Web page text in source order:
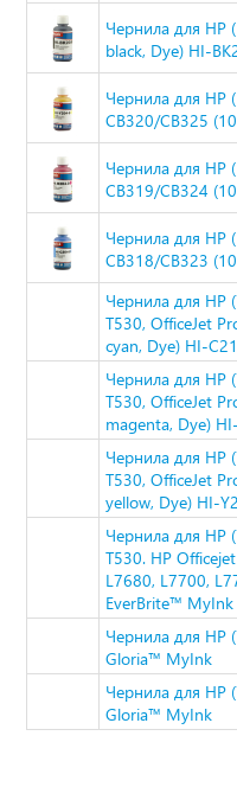
Чернила для
black, Dye) HI-
Чернила для
CB320/CB325
Чернила для
CB319/CB324
Чернила для
CB318/CB323
Чернила для HP
T530, OfficeJet
cyan, Dye) HI-
Чернила для HP
T530, OfficeJet
magenta, Dye)
Чернила для HP
T530, OfficeJet
yellow, Dye) HI-
Чернила для HP
T530. HP
L7680, L7700,
EverBrite™ MyInk
Чернила для HP
Gloria™ MyInk
Чернила для HP
Gloria™ MyInk